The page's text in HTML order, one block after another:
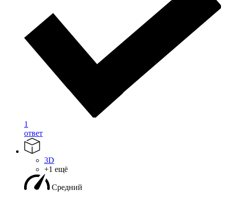
1
ответ
3D
+1 ещё
Средний